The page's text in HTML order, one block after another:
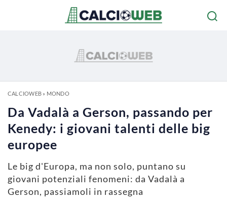
CALCIOWEB» MONDO
Da Vadalà a Gerson, passando per
Kenedy: i giovani talenti delle big
europee
Le big d'Europa, ma non solo, puntano su
giovani potenziali fenomeni: da Vadalà a
Gerson, passiamoli in rassegna